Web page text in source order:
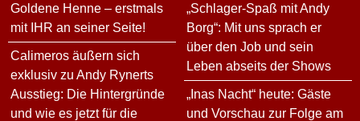
Goldene Henne – erstmals
mit IHR an seiner Seite!
Calimeros äußern sich
exklusiv zu Andy Rynerts
Ausstieg: Die Hintergründe
und wie es jetzt für die
„Schlager-Spaß mit Andy
Borg“: Mit uns sprach er
über den Job und sein
Leben abseits der Shows
„Inas Nacht“ heute: Gäste
und Vorschau zur Folge am